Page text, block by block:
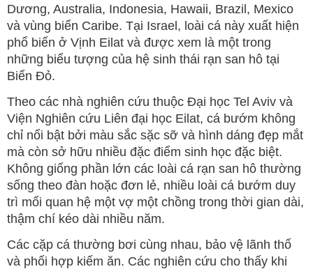
Dương, Australia, Indonesia, Hawaii, Brazil, Mexico
và vùng biển Caribe. Tại Israel, loài cá này xuất hiện
phổ biến ở Vịnh Eilat và được xem là một trong
những biểu tượng của hệ sinh thái rạn san hô tại
Biển Đỏ.
Theo các nhà nghiên cứu thuộc Đại học Tel Aviv và
Viện Nghiên cứu Liên đại học Eilat, cá bướm không
chỉ nổi bật bởi màu sắc sặc sỡ và hình dáng đẹp mắt
mà còn sở hữu nhiều đặc điểm sinh học đặc biệt.
Không giống phần lớn các loài cá rạn san hô thường
sống theo đàn hoặc đơn lẻ, nhiều loài cá bướm duy
trì mối quan hệ một vợ một chồng trong thời gian dài,
thậm chí kéo dài nhiều năm.
Các cặp cá thường bơi cùng nhau, bảo vệ lãnh thổ
và phối hợp kiếm ăn. Các nghiên cứu cho thấy khi